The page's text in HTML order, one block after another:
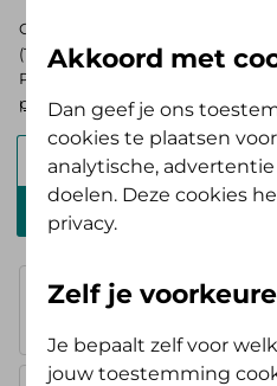
Op zoek naar de vergoedingen
(Tand) Doorstap? Kies dan voor
Polis. Ben je verzekerd bij ons?
pakket.
Alles
Basisverzekering
je betaalt een
Akkoord met
Dan geef je ons
cookies te plaatsen
analytische,
doelen. Deze cookies
privacy.
Zelf je
Je bepaalt zelf voor
jouw toestemming